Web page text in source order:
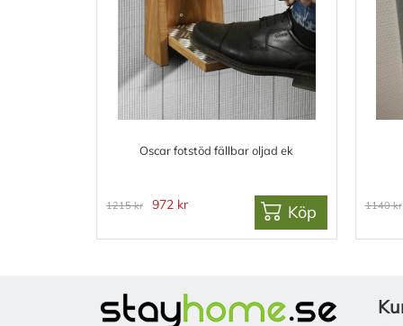
Oscar fotstöd fällbar oljad ek
1215 kr 972 kr Köp 1140 kr